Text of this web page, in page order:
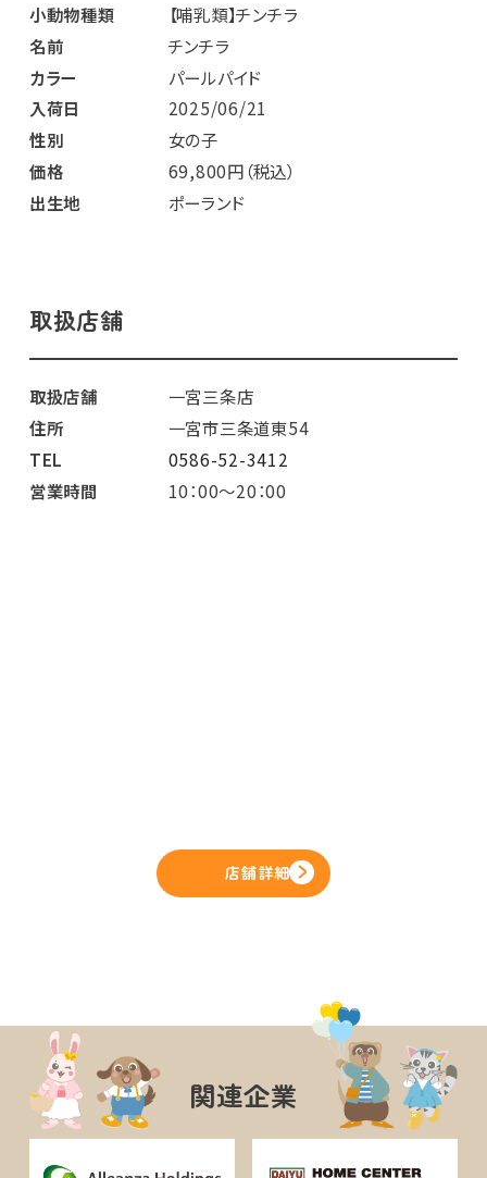
小動物種類
【哺乳類】チンチラ
名前
チンチラ
カラー
パールパイド
入荷日
2025/06/21
性別
女の子
価格
69,800円（税込）
出生地
ポーランド
取扱店舗
取扱店舗
一宮三条店
住所
一宮市三条道東54
TEL
0586-52-3412
営業時間
10：00～20：00
店舗詳細
関連企業